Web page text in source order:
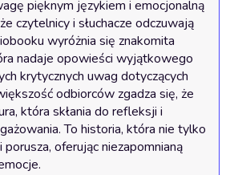
pięknym językiem i emocjonalną
czytelnicy i słuchacze odczuwają
wyróżnia się znakomita
nadaje opowieści wyjątkowego
krytycznych uwag dotyczących
odbiorców zgadza się, że
która skłania do refleksji i
To historia, która nie tylko
oferując niezapomnianą